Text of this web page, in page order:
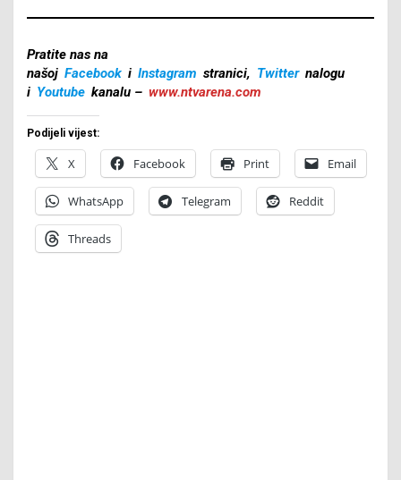
Pratite nas na
našoj Facebook i Instagram stranici, Twitter nalogu
i Youtube kanalu – www.ntvarena.com
Podijeli vijest:
X Facebook Print Email
WhatsApp Telegram Reddit
Threads